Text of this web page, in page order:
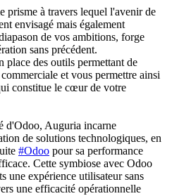
prisme à travers lequel l'avenir de
envisagé mais également
de vos ambitions, forge
sans précédent.
place des outils permettant de
et vous permettre ainsi
constitue le cœur de votre
d'Odoo, Auguria incarne
de solutions technologiques, en
#Odoo pour sa performance
Cette symbiose avec Odoo
une expérience utilisateur sans
une efficacité opérationnelle